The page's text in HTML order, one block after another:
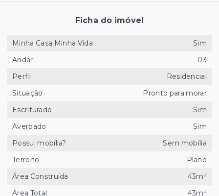
Ficha do imóvel
Minha Casa Minha Vida
Sim
Andar
03
Perfil
Residencial
Situação
Pronto para morar
Escriturado
Sim
Averbado
Sim
Possui mobília?
Sem mobília
Terreno
Plano
Área Construída
43m²
Área Total
43m²